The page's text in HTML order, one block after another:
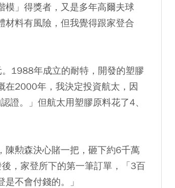
模」得獎者，又是多年高爾夫球
材料有風險，但我覺得跟家登合
1988年成立的耐特，開發的塑膠
在2000年，我決定投資航太，因
證。」但航太用塑膠原料花了4、
陳勲森決心賭一把，砸下約6千萬
，家登所下的第一筆訂單，「3百
不會付錢的。」